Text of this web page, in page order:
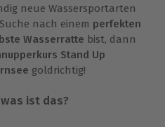
neue Wassersportarten
nach einem perfekten
Wasserratte bist, dann
Stand Up
goldrichtig!
ist das?